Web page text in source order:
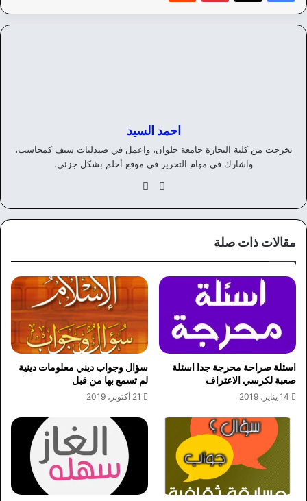
احمد السيد
تخرجت من كلية التجارة جامعة حلوان، واعمل في صيدليات سيف كمحاسب،
واشارك في مهام التحرير في موقع أحلم بشكل جزئي.
موق
الويوك
مقالات ذات صلة
اسئلة صراحة محرجة جدا اسئلة
صعبة لكرسي الاعتراف
14 يناير، 2019
سؤال وجواب ديني معلومات دينية
لم تسمع بها من قبل
21 أكتوبر، 2019